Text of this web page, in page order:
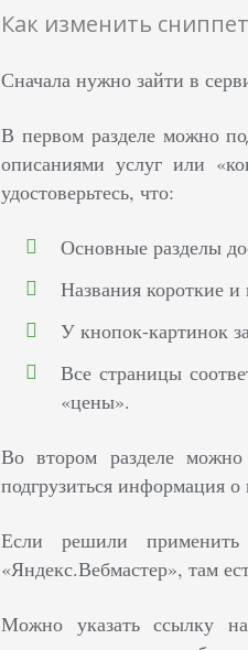
Как изменить
Сначала нужно зайти в
В первом разделе можно
описаниями услуг или
удостоверьтесь, что:
Основные разделы
Названия короткие и
У кнопок-картинок
Все страницы
«цены».
Во втором разделе
подгрузиться информация
Если решили применить
«Яндекс.Вебмастер», там
Можно указать ссылку